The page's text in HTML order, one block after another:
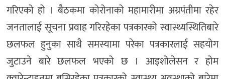
गरिएको हो । बैठकमा कोरोनाको महामारीमा अग्रपंतीमा रहेर
जनतालाई सूचना प्रवाह गरिरहेका पत्रकारको स्वास्थ्यस्थितिबारे
छलफल हुनुका साथै समस्यामा परेका पत्रकारलाई सहयोग
जुटाउने बारे छलफल भएको छ । आइशोलेसन र होम